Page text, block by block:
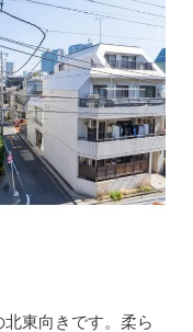
東向きです。柔ら